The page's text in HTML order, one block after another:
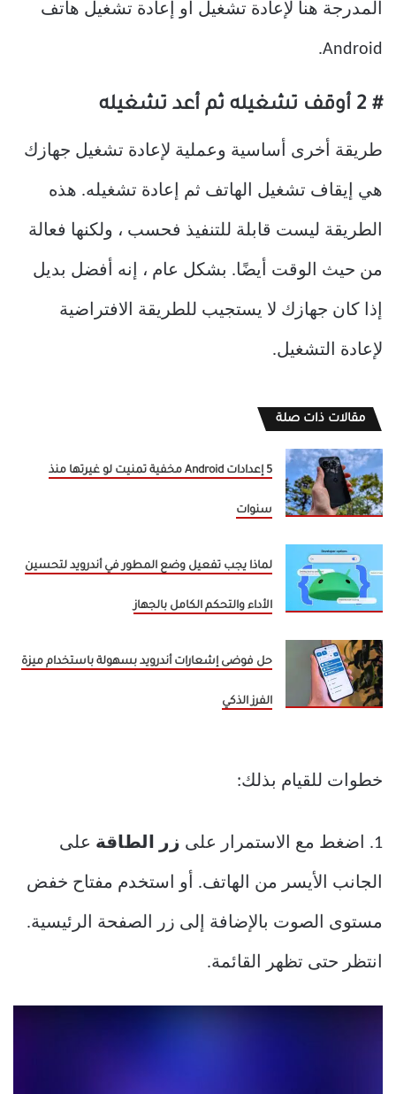
المدرجة هنا لإعادة تشغيل أو إعادة تشغيل هاتف
Android.
# 2 أوقف تشغيله ثم أعد تشغيله
طريقة أخرى أساسية وعملية لإعادة تشغيل جهازك
هي إيقاف تشغيل الهاتف ثم إعادة تشغيله. هذه
الطريقة ليست قابلة للتنفيذ فحسب ، ولكنها فعالة
من حيث الوقت أيضًا. بشكل عام ، إنه أفضل بديل
إذا كان جهازك لا يستجيب للطريقة الافتراضية
لإعادة التشغيل.
مقالات ذات صلة
5 إعدادات Android مخفية تمنيت لو غيرتها منذ
سنوات
لماذا يجب تفعيل وضع المطور في أندرويد لتحسين
الأداء والتحكم الكامل بالجهاز
حل فوضى إشعارات أندرويد بسهولة باستخدام ميزة
الفرز الذكي
خطوات للقيام بذلك:
1. اضغط مع الاستمرار على زر الطاقة على
الجانب الأيسر من الهاتف. أو استخدم مفتاح خفض
مستوى الصوت بالإضافة إلى زر الصفحة الرئيسية.
انتظر حتى تظهر القائمة.